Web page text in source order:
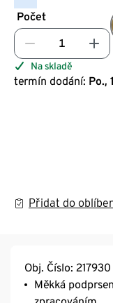
Počet
Na skladě
termín dodání: Po.,
Přidat do
Obj. Číslo: 217930
Měkká